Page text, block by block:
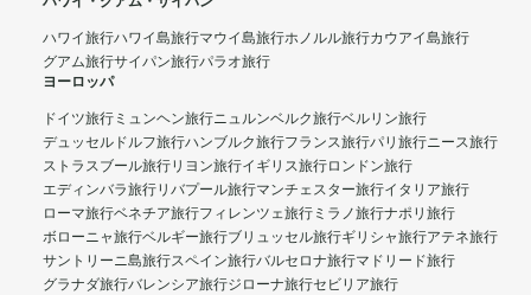
ハワイ旅行ハワイ島旅行マウイ島旅行ホノルル旅行カウアイ島旅行
グアム旅行サイパン旅行パラオ旅行
ヨーロッパ
ドイツ旅行 ミュンヘン旅行ニュルンベルク旅行ベルリン旅行
デュッセルドルフ旅行ハンブルク旅行フランス旅行パリ旅行ニース旅行
ストラスブール旅行リヨン旅行イギリス旅行ロンドン旅行
エディンバラ旅行リバプール旅行マンチェスター旅行イタリア旅行
ローマ旅行ベネチア旅行フィレンツェ旅行 ミラノ旅行ナポリ旅行
ボローニャ旅行ベルギー旅行ブリュッセル旅行ギリシャ旅行アテネ旅行
サントリーニ島旅行スペイン旅行バルセロナ旅行マドリード旅行
グラナダ旅行バレンシア旅行ジローナ旅行セビリア旅行